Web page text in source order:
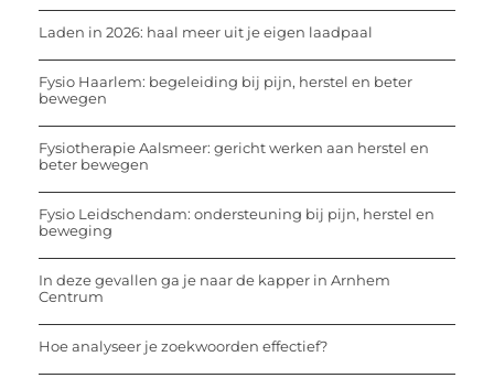
Laden in 2026: haal meer uit je eigen laadpaal
Fysio Haarlem: begeleiding bij pijn, herstel en beter
bewegen
Fysiotherapie Aalsmeer: gericht werken aan herstel en
beter bewegen
Fysio Leidschendam: ondersteuning bij pijn, herstel en
beweging
In deze gevallen ga je naar de kapper in Arnhem
Centrum
Hoe analyseer je zoekwoorden effectief?